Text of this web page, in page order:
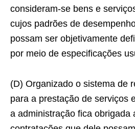
consideram-se bens e
cujos padrões de
possam ser objetivamente
por meio de especificações
(D) Organizado o sistema de
para a prestação de serviços
a administração fica obrigada